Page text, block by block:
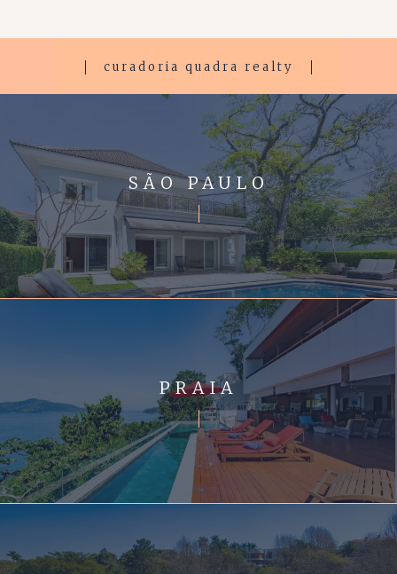
curadoria quadra realty
SÃO PAULO
PRAIA